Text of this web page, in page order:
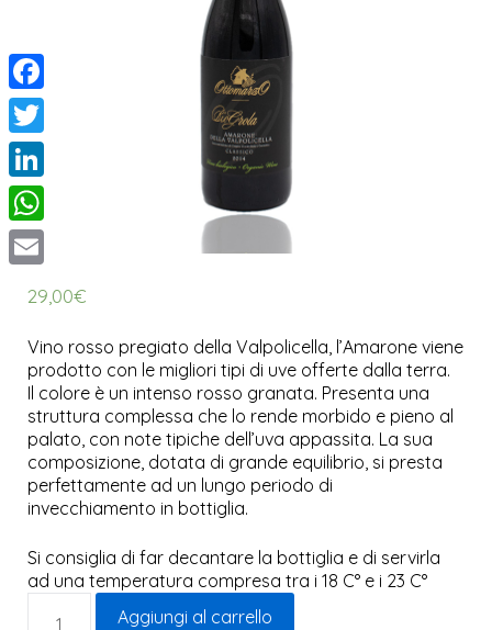
29,00€
Vino rosso pregiato della Valpolicella, l’Amarone viene
prodotto con le migliori tipi di uve offerte dalla terra.
Il colore è un intenso rosso granata. Presenta una
struttura complessa che lo rende morbido e pieno al
palato, con note tipiche dell’uva appassita. La sua
composizione, dotata di grande equilibrio, si presta
perfettamente ad un lungo periodo di
invecchiamento in bottiglia.
Si consiglia di far decantare la bottiglia e di servirla
ad una temperatura compresa tra i 18 C° e i 23 C°
Aggiungi al carrello
Facebook
Twitter
LinkedIn
WhatsApp